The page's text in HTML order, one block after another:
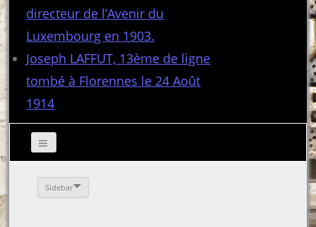
directeur de l’Avenir du
Luxembourg en 1903.
Joseph LAFFUT, 13ème de ligne
tombé à Florennes le 24 Août
1914
Sidebar